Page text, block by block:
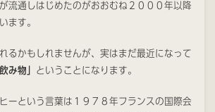
流通しはじめたのがおおむね２０００年以降
ます。
るかもしれませんが、実はまだ最近になって
み物」 ということになります。
ーという言葉は１９７８年フランスの国際会